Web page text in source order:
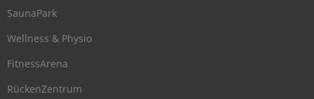
SaunaPark
Wellness & Physio
FitnessArena
RückenZentrum